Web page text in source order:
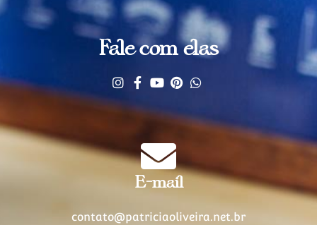
Fale com elas
E-mail
contato@patriciaoliveira.net.br